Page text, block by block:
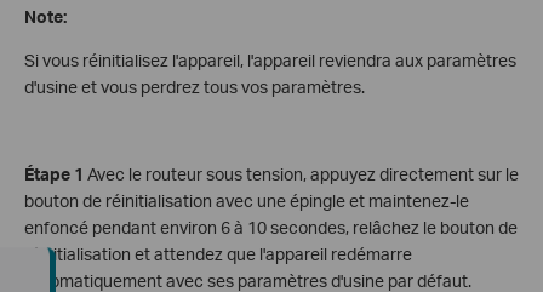
Note:
Si vous réinitialisez l'appareil, l'appareil reviendra aux paramètres
d'usine et vous perdrez tous vos paramètres.
Étape 1 Avec le routeur sous tension, appuyez directement sur le
bouton de réinitialisation avec une épingle et maintenez-le
enfoncé pendant environ 6 à 10 secondes, relâchez le bouton de
réinitialisation et attendez que l'appareil redémarre
automatiquement avec ses paramètres d'usine par défaut.